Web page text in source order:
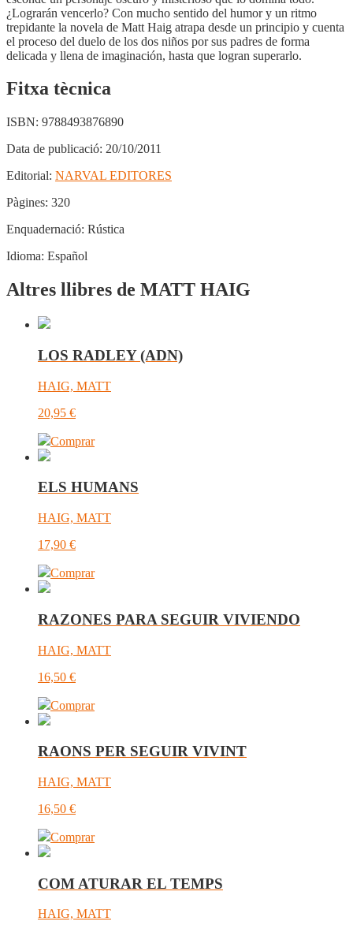
¿Lograrán vencerlo? Con mucho sentido del humor y un ritmo
trepidante la novela de Matt Haig atrapa desde un principio y cuenta
el proceso del duelo de los dos niños por sus padres de forma
delicada y llena de imaginación, hasta que logran superarlo.
Fitxa tècnica
ISBN: 9788493876890
Data de publicació: 20/10/2011
Editorial: NARVAL EDITORES
Pàgines: 320
Enquadernació: Rústica
Idioma: Español
Altres llibres de MATT HAIG
LOS RADLEY (ADN)
HAIG, MATT
20,95 €
Comprar
ELS HUMANS
HAIG, MATT
17,90 €
Comprar
RAZONES PARA SEGUIR VIVIENDO
HAIG, MATT
16,50 €
Comprar
RAONS PER SEGUIR VIVINT
HAIG, MATT
16,50 €
Comprar
COM ATURAR EL TEMPS
HAIG, MATT